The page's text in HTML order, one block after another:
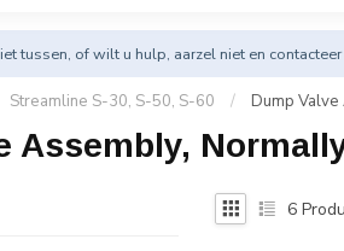
tussen, of wilt u hulp, aarzel niet en contacteer
Streamline S-30, S-50, S-60 / Dump
Assembly,
6